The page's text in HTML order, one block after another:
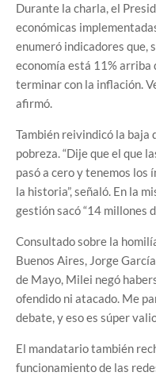
Durante la charla, el
económicas
enumeró indicadores que,
economía está 11% arriba
terminar con la inflación.
afirmó.
También reivindicó la baja
pobreza. “Dije que el que
pasó a cero y tenemos los
la historia”, señaló. En la
gestión sacó “14 millones
Consultado sobre la
Buenos Aires, Jorge
de Mayo, Milei negó
ofendido ni atacado. Me
debate, y eso es súper
El mandatario también
funcionamiento de las